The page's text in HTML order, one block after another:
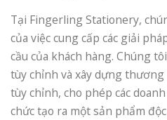
Tại Fingerling Stationery,
của việc cung cấp các giải
cầu của khách hàng. Chúng
tùy chỉnh và xây dựng thương
tùy chỉnh, cho phép các
chức tạo ra một sản phẩm